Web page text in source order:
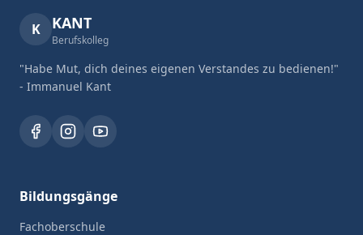
K KANT
Berufskolleg
"Habe Mut, dich deines eigenen Verstandes zu bedienen!"
- Immanuel Kant
Bildungsgänge
Fachoberschule